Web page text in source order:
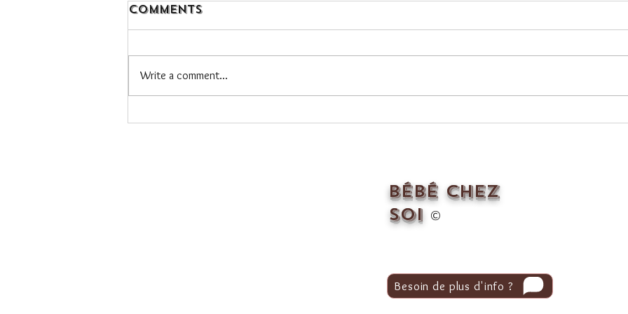
Vacances sereines
😳 Et la maman,
Comments
Write a comment...
Bébé Chez
Soi ©
Besoin de plus d'info ?